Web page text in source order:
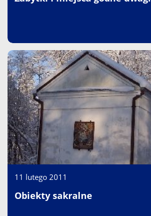
11 lutego 2011
Obiekty sakralne